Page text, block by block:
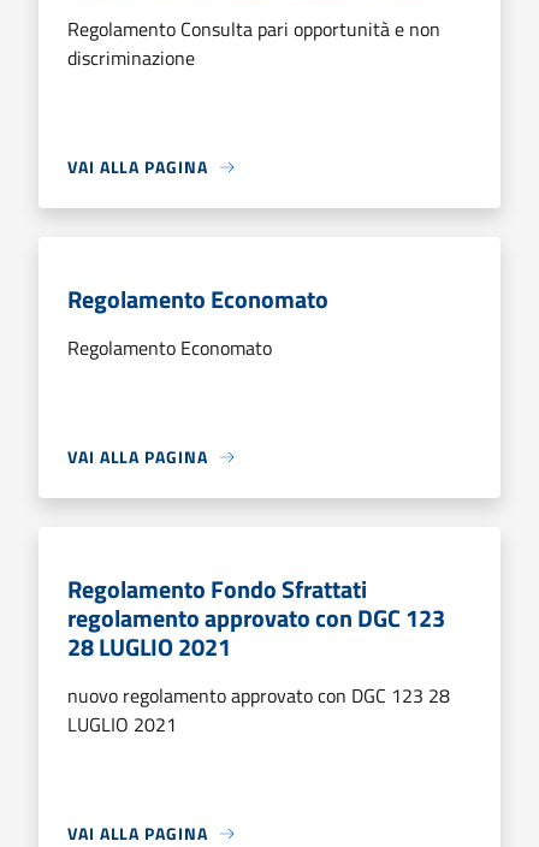
Regolamento Consulta pari opportunità e non
discriminazione
VAI ALLA PAGINA
Regolamento Economato
Regolamento Economato
VAI ALLA PAGINA
Regolamento Fondo Sfrattati
regolamento approvato con DGC 123
28 LUGLIO 2021
nuovo regolamento approvato con DGC 123 28
LUGLIO 2021
VAI ALLA PAGINA